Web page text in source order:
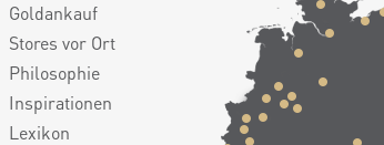
Goldankauf
Stores vor Ort
Philosophie
Inspirationen
Lexikon